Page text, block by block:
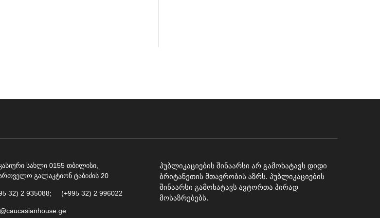
სახლი 0155 თბილისი,
გალაკტიონ ტაბიძის 20
32) 2 935088; (+995 32) 2 996022
პუბლიკაციების შინაარსი არ გამოხატავს დიდი
ბრიტანეთის მთავრობის აზრს. პუბლიკაციების
შინაარსი გამოხატავს ავტორთა პირად
მოსაზრებებს.